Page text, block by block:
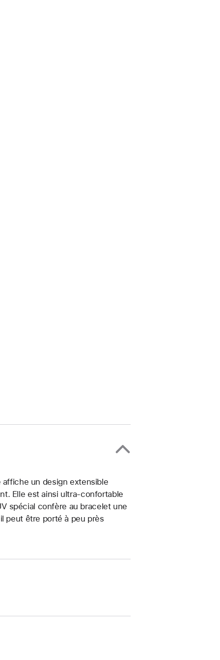
un design extensible
Elle est ainsi ultra-confortable
spécial confère au bracelet une
peut être porté à peu près